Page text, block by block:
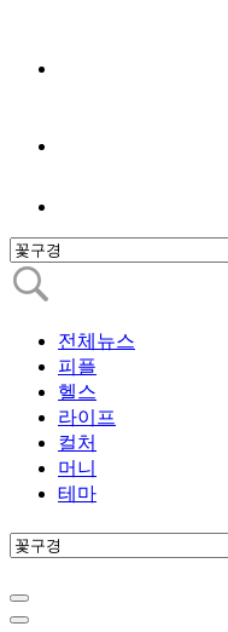
전체뉴스
피플
헬스
라이프
컬처
머니
테마